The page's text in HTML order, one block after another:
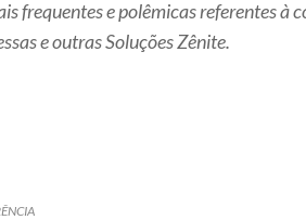
frequentes e polêmicas referentes à
e outras Soluções Zênite.